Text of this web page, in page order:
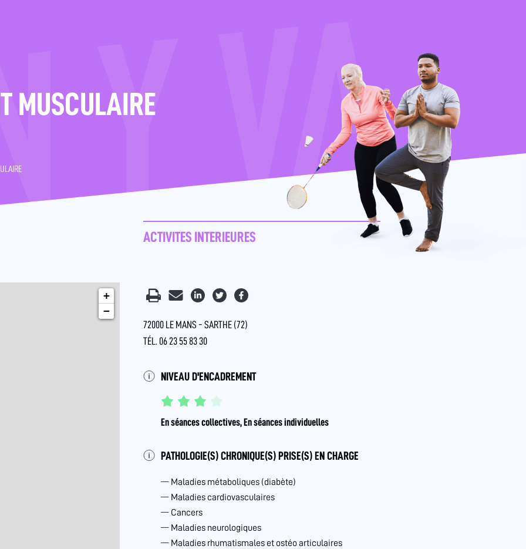
MUSCULAIRE
+
−
ACTIVITÉS INTÉRIEURES
72000 LE MANS - SARTHE (72)
TÉL. 06 23 55 83 30
NIVEAU D'ENCADREMENT
En séances collectives, En séances individuelles
PATHOLOGIE(S) CHRONIQUE(S) PRISE(S) EN CHARGE
Maladies métaboliques (diabète)
Maladies cardiovasculaires
Cancers
Maladies neurologiques
Maladies rhumatismales et ostéo articulaires